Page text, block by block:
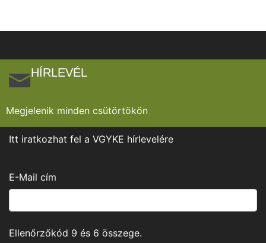
HÍRLEVÉL
Megjelenik minden csütörtökön
Itt iratkozhat fel a VGYKE hírlevelére
E-Mail cím
Ellenőrzőkód 9 és 6 összege.